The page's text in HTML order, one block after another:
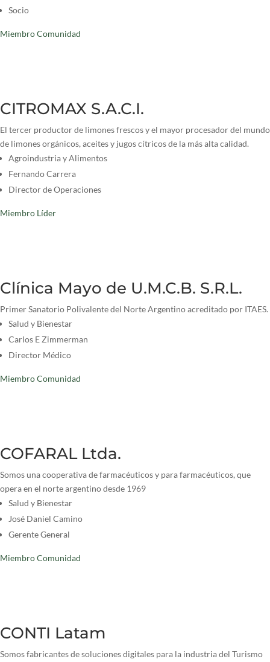
Socio
Miembro Comunidad
CITROMAX S.A.C.I.
El tercer productor de limones frescos y el mayor procesador del mundo
de limones orgánicos, aceites y jugos cítricos de la más alta calidad.
Agroindustria y Alimentos
Fernando Carrera
Director de Operaciones
Miembro Líder
Clínica Mayo de U.M.C.B. S.R.L.
Primer Sanatorio Polivalente del Norte Argentino acreditado por ITAES.
Salud y Bienestar
Carlos E Zimmerman
Director Médico
Miembro Comunidad
COFARAL Ltda.
Somos una cooperativa de farmacéuticos y para farmacéuticos, que
opera en el norte argentino desde 1969
Salud y Bienestar
José Daniel Camino
Gerente General
Miembro Comunidad
CONTI Latam
Somos fabricantes de soluciones digitales para la industria del Turismo